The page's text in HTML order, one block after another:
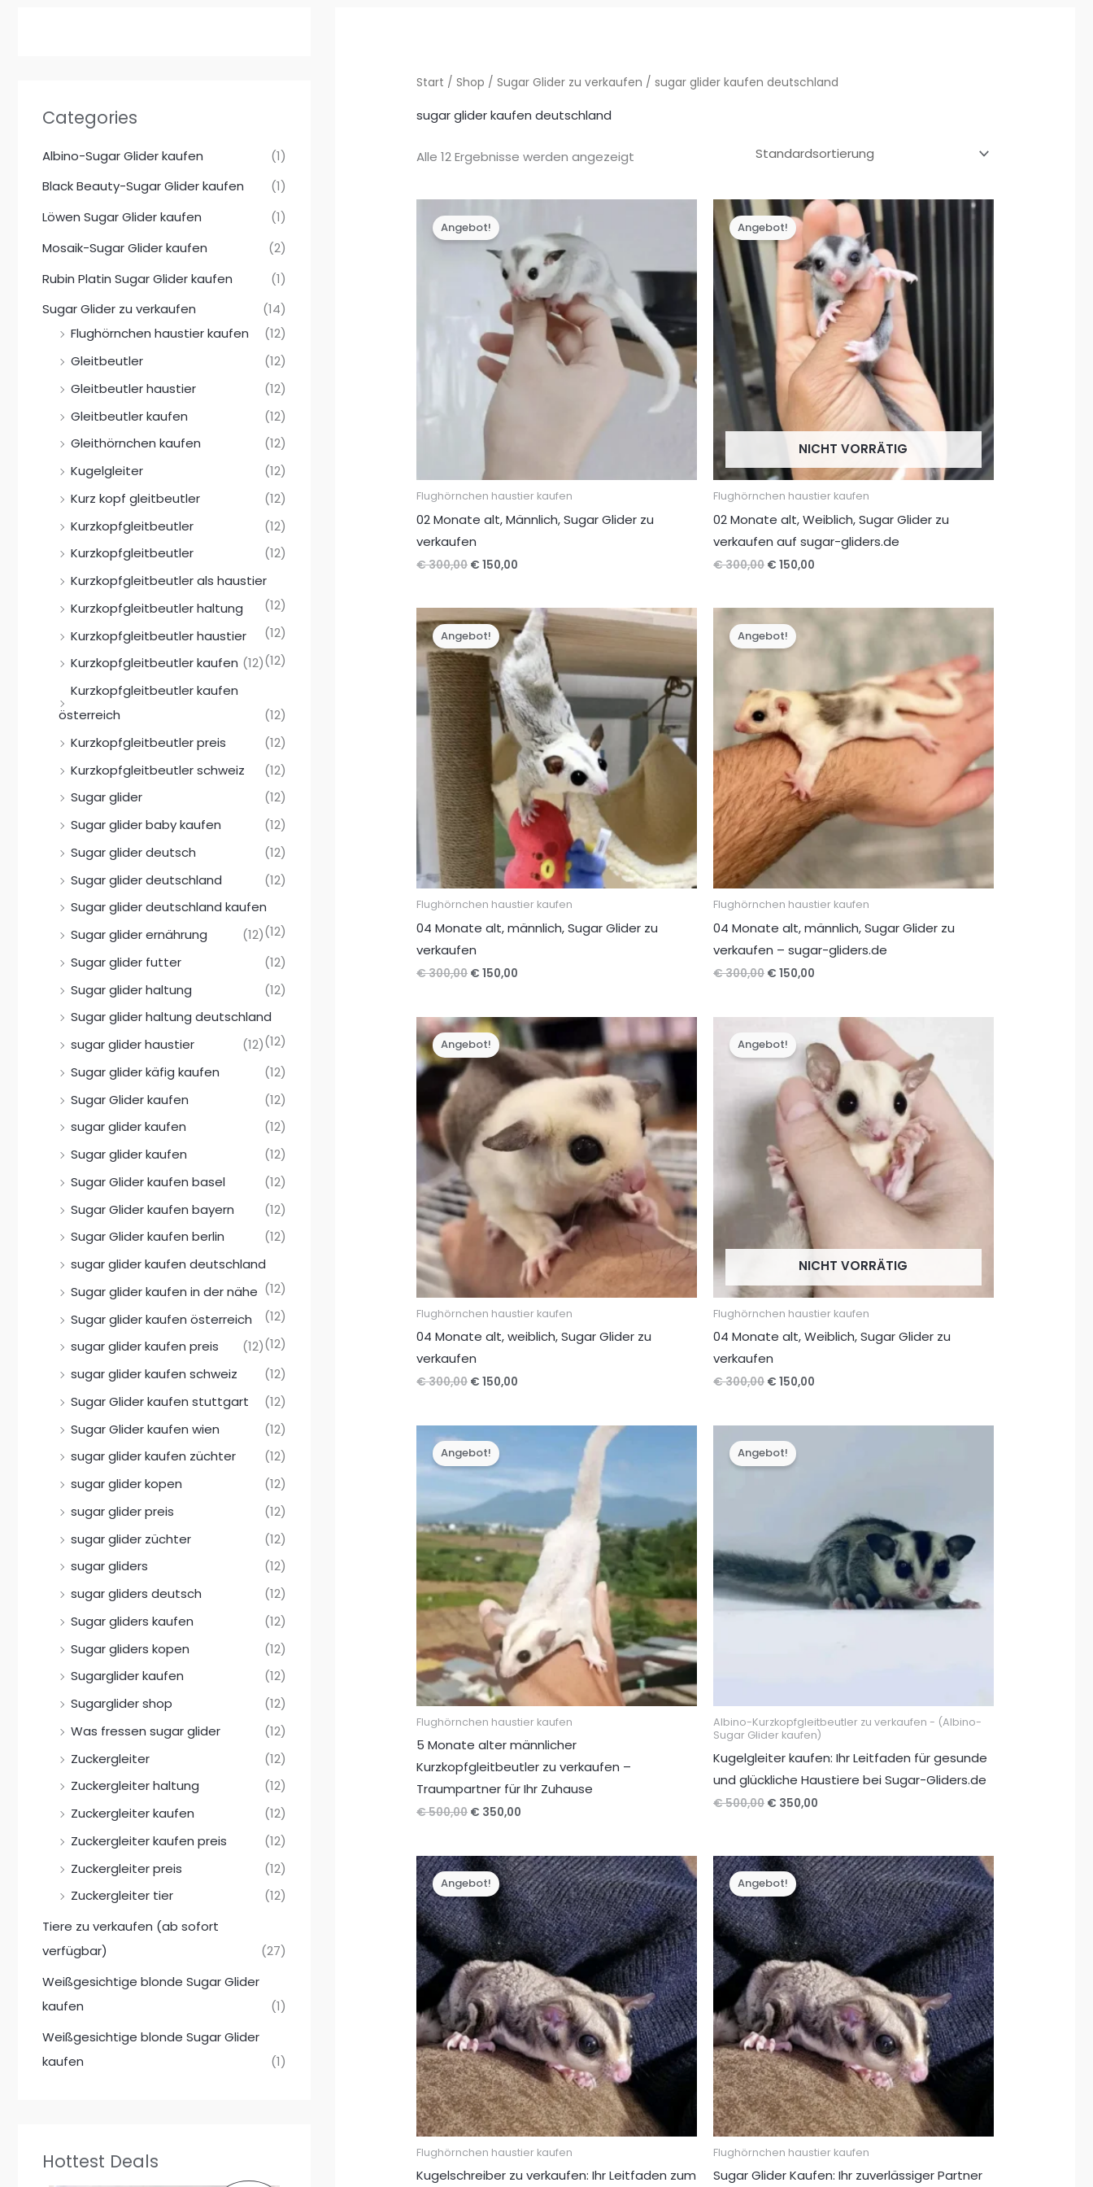
Categories
Albino-Sugar Glider kaufen
(1)
Black Beauty-Sugar Glider kaufen
(1)
Löwen Sugar Glider kaufen
(1)
Mosaik-Sugar Glider kaufen
(2)
Rubin Platin Sugar Glider kaufen
(1)
Sugar Glider zu verkaufen
(14)
Flughörnchen haustier kaufen
(12)
Gleitbeutler
(12)
Gleitbeutler haustier
(12)
Gleitbeutler kaufen
(12)
Gleithörnchen kaufen
(12)
Kugelgleiter
(12)
Kurz kopf gleitbeutler
(12)
Kurzkopfgleitbeutler
(12)
Kurzkopfgleitbeutler
(12)
Kurzkopfgleitbeutler als haustier
(12)
Kurzkopfgleitbeutler haltung
(12)
Kurzkopfgleitbeutler haustier
(12)
Kurzkopfgleitbeutler kaufen (12)
Kurzkopfgleitbeutler kaufen
österreich
(12)
Kurzkopfgleitbeutler preis
(12)
Kurzkopfgleitbeutler schweiz
(12)
Sugar glider
(12)
Sugar glider baby kaufen
(12)
Sugar glider deutsch
(12)
Sugar glider deutschland
(12)
Sugar glider deutschland kaufen
(12)
Sugar glider ernährung
(12)
Sugar glider futter
(12)
Sugar glider haltung
(12)
Sugar glider haltung deutschland
(12)
sugar glider haustier
(12)
Sugar glider käfig kaufen
(12)
Sugar Glider kaufen
(12)
sugar glider kaufen
(12)
Sugar glider kaufen
(12)
Sugar Glider kaufen basel
(12)
Sugar Glider kaufen bayern
(12)
Sugar Glider kaufen berlin
(12)
sugar glider kaufen deutschland
(12)
Sugar glider kaufen in der nähe
(12)
Sugar glider kaufen österreich
(12)
sugar glider kaufen preis
(12)
sugar glider kaufen schweiz
(12)
Sugar Glider kaufen stuttgart
(12)
Sugar Glider kaufen wien
(12)
sugar glider kaufen züchter
(12)
sugar glider kopen
(12)
sugar glider preis
(12)
sugar glider züchter
(12)
sugar gliders
(12)
sugar gliders deutsch
(12)
Sugar gliders kaufen
(12)
Sugar gliders kopen
(12)
Sugarglider kaufen
(12)
Sugarglider shop
(12)
Was fressen sugar glider
(12)
Zuckergleiter
(12)
Zuckergleiter haltung
(12)
Zuckergleiter kaufen
(12)
Zuckergleiter kaufen preis
(12)
Zuckergleiter preis
(12)
Zuckergleiter tier
(12)
Tiere zu verkaufen (ab sofort
verfügbar)
(27)
Weißgesichtige blonde Sugar Glider
kaufen
(1)
Weißgesichtige blonde Sugar Glider
kaufen
(1)
Hottest Deals
Start /Shop /Sugar Glider zu verkaufen / sugar glider kaufen deutschland
sugar glider kaufen deutschland
Alle 12 Ergebnisse werden angezeigt
Angebot!
Flughörnchen haustier kaufen
02 Monate alt, Männlich, Sugar Glider zu
verkaufen
€300,00 Ursprünglicher
€ 300,00
€ 150,00
€ 150,00.
NICHT VORRÄTIG
Angebot!
Flughörnchen haustier kaufen
02 Monate alt, Weiblich, Sugar Glider zu
verkaufen auf sugar-gliders.de
€300,00 Ursprünglicher
€ 300,00
€ 150,00
€ 150,00.
Angebot!
Flughörnchen haustier kaufen
04 Monate alt, männlich, Sugar Glider zu
verkaufen
€300,00 Ursprünglicher
€ 300,00
€ 150,00
€ 150,00.
Angebot!
Flughörnchen haustier kaufen
04 Monate alt, männlich, Sugar Glider zu
verkaufen – sugar-gliders.de
€300,00 Ursprünglicher
€ 300,00
€ 150,00
€ 150,00.
Angebot!
Flughörnchen haustier kaufen
04 Monate alt, weiblich, Sugar Glider zu
verkaufen
€300,00 Ursprünglicher
€ 300,00
€ 150,00
€ 150,00.
NICHT VORRÄTIG
Angebot!
Flughörnchen haustier kaufen
04 Monate alt, Weiblich, Sugar Glider zu
verkaufen
€300,00 Ursprünglicher
€ 300,00
€ 150,00
€ 150,00.
Angebot!
Flughörnchen haustier kaufen
5 Monate alter männlicher
Kurzkopfgleitbeutler zu verkaufen –
Traumpartner für Ihr Zuhause
€500,00 Ursprünglicher
€ 500,00
€ 350,00
€ 350,00.
Angebot!
Albino-Kurzkopfgleitbeutler zu verkaufen - (Albino-
Sugar Glider kaufen)
Kugelgleiter kaufen: Ihr Leitfaden für gesunde
und glückliche Haustiere bei Sugar-Gliders.de
€500,00 Ursprünglicher
€ 350,00
Angebot!
Flughörnchen haustier kaufen
Kugelschreiber zu verkaufen: Ihr Leitfaden zum
Angebot!
Flughörnchen haustier kaufen
Sugar Glider Kaufen: Ihr zuverlässiger Partner